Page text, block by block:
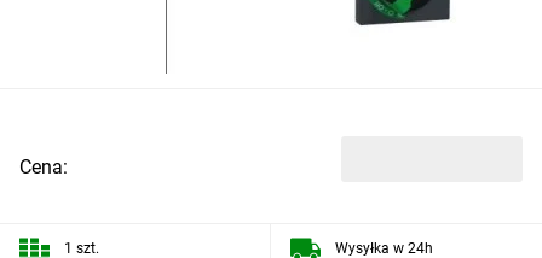
Cena:
1 szt. Wysyłka w 24h